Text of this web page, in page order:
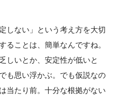
しない」という考え方を大切
ることは、簡単なんですね。
しいとか、安定性が低いと
も思い浮かぶ。でも仮説なの
当たり前。十分な根拠がない